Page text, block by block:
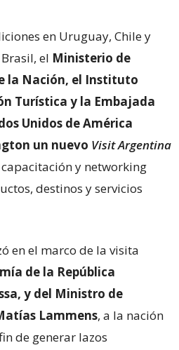
en Uruguay, Chile y
el Ministerio de
la Nación, el Instituto
Turística y la Embajada
Unidos de América
un nuevo Visit Argentina
y networking
destinos y servicios
en el marco de la visita
de la República
y del Ministro de
Lammens, a la nación
de generar lazos